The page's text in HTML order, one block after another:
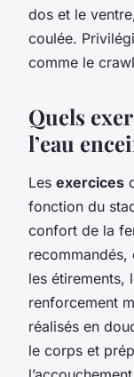
dos et le
coulée.
comme le
Quels
l’eau
Les exercices
fonction du
confort de la
recommandés,
les étirements,
renforcement
réalisés en
le corps et